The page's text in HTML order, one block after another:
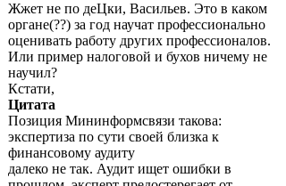
Жжет не по деЦки, Васильев. Это в каком
органе(??) за год научат профессионально
оценивать работу других профессионалов.
Или пример налоговой и бухов ничему не
научил?
Кстати,
Цитата
Позиция Мининформсвязи такова:
экспертиза по сути своей близка к
финансовому аудиту
далеко не так. Аудит ищет ошибки в